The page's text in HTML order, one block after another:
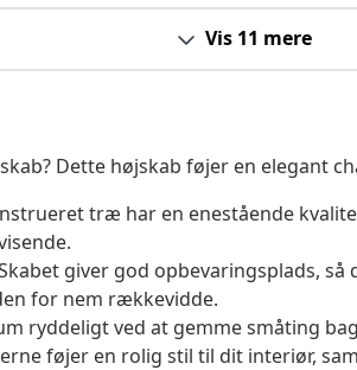
Vis 11 mere
Dette højskab føjer en elegant
træ har en enestående
giver god opbevaringsplads,
for nem rækkevidde.
ryddeligt ved at gemme småting
føjer en rolig stil til dit interiør,